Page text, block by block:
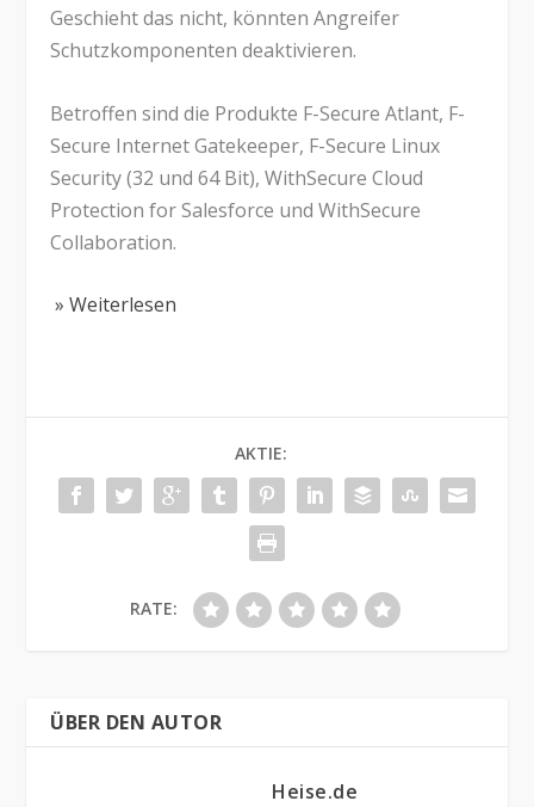
Geschieht das nicht, könnten Angreifer
Schutzkomponenten deaktivieren.
Betroffen sind die Produkte F-Secure Atlant, F-
Secure Internet Gatekeeper, F-Secure Linux
Security (32 und 64 Bit), WithSecure Cloud
Protection for Salesforce und WithSecure
Collaboration.
» Weiterlesen
AKTIE:
RATE:
ÜBER DEN AUTOR
Heise.de